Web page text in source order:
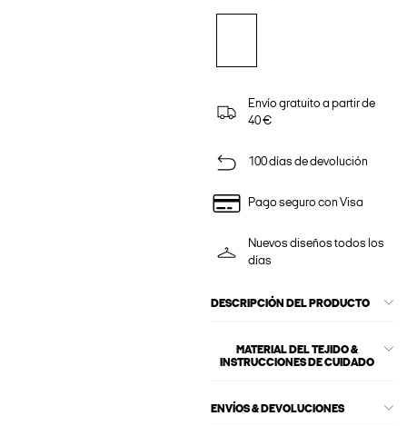
Envío gratuito a partir de
40 €
100 días de devolución
Pago seguro con Visa
Nuevos diseños todos los
días
DESCRIPCIÓN DEL PRODUCTO
MATERIAL DEL TEJIDO &
INSTRUCCIONES DE CUIDADO
ENVÍOS & DEVOLUCIONES